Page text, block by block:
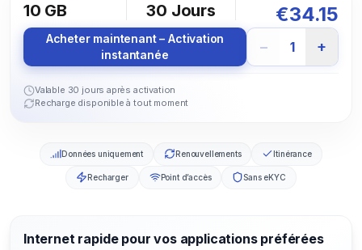
10 GB 30 Jours €34.15
Acheter maintenant – Activation
instantanée
− 1 +
Valable 30 jours après activation
Recharge disponible à tout moment
Données uniquement Renouvellements Itinérance
Recharger Point d’accès Sans eKYC
Internet rapide pour vos applications préférées